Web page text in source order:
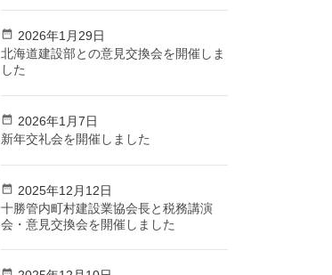
2026年1月29日
北海道建設部との意見交換会を開催しま
した
2026年1月7日
新年交礼会を開催しました
2025年12月12日
十勝管内町村建設業協会長と税務講演
会・意見交換会を開催しました